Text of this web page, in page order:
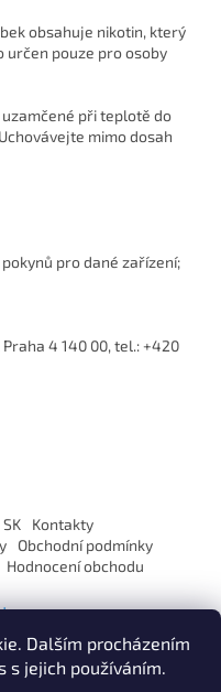
Dalším procházením
s jejich používáním.
obsahuje nikotin, který
určen pouze pro osoby
při teplotě do
mimo dosah
pro dané zařízení;
4 140 00, tel.: +420
Kontakty
Obchodní podmínky
Hodnocení obchodu